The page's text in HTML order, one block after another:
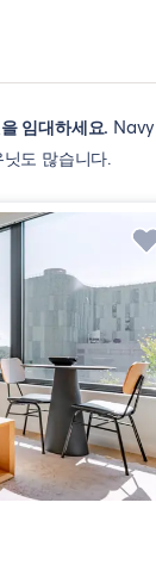
임대하세요
도 많습니다.